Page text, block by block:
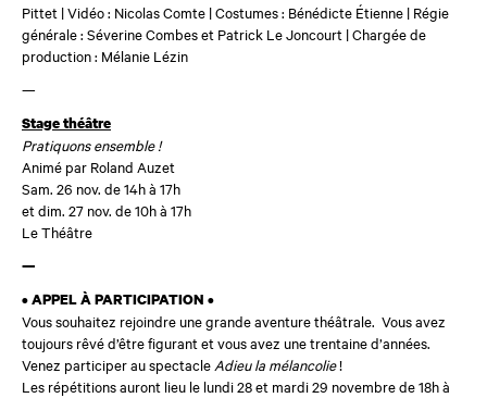
Pittet | Vidéo : Nicolas Comte | Costumes : Bénédicte Étienne | Régie
générale : Séverine Combes et Patrick Le Joncourt | Chargée de
production : Mélanie Lézin
—
Stage théâtre
Pratiquons ensemble !
Animé par Roland Auzet
Sam. 26 nov. de 14h à 17h
et dim. 27 nov. de 10h à 17h
Le Théâtre
—
• APPEL À PARTICIPATION •
Vous souhaitez rejoindre une grande aventure théâtrale. Vous avez
toujours rêvé d’être figurant et vous avez une trentaine d’années.
Venez participer au spectacle Adieu la mélancolie!
Les répétitions auront lieu le lundi 28 et mardi 29 novembre de 18h à